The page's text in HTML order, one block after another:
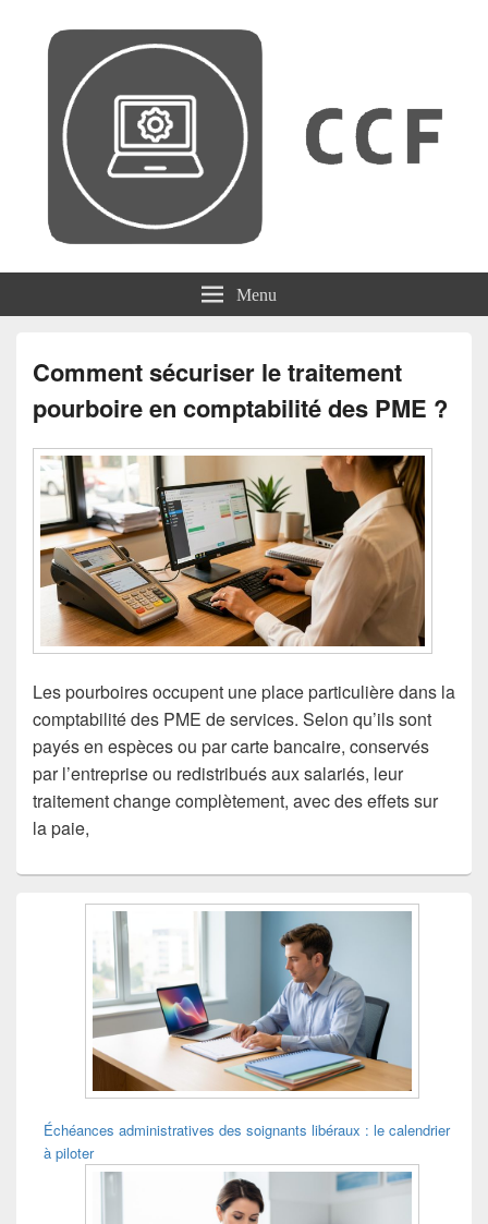
CCF Menu
Comment sécuriser le traitement
pourboire en comptabilité des PME ?
Les pourboires occupent une place particulière dans la
comptabilité des PME de services. Selon qu’ils sont
payés en espèces ou par carte bancaire, conservés
par l’entreprise ou redistribués aux salariés, leur
traitement change complètement, avec des effets sur
la paie,
Échéances administratives des soignants libéraux : le calendrier
à piloter